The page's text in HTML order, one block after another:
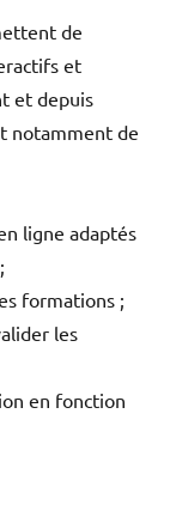
de
et
et depuis
notamment de
ligne adaptés
formations ;
les
en fonction